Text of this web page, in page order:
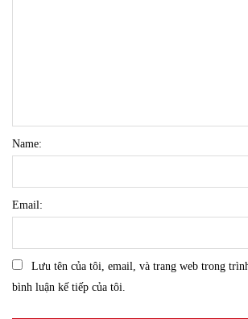
Name:
Email:
Lưu tên của tôi, email, và trang web trong
bình luận kế tiếp của tôi.